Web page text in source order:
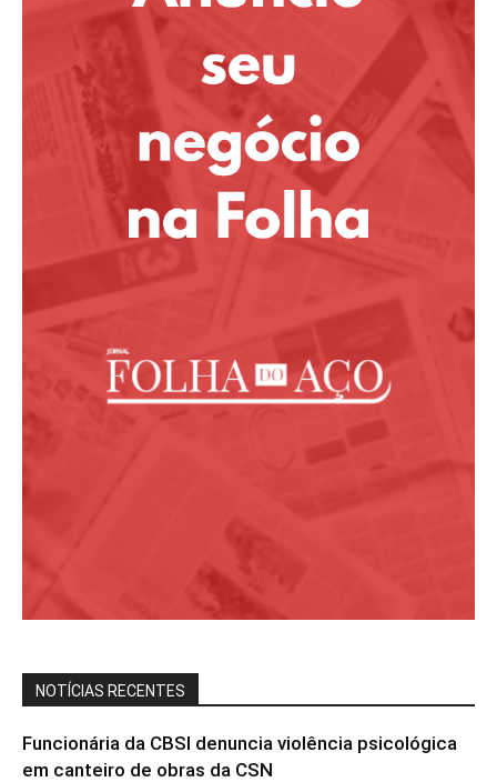
NOTÍCIAS RECENTES
Funcionária da CBSI denuncia violência psicológica
em canteiro de obras da CSN